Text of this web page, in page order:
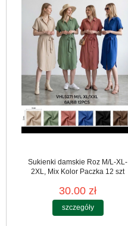
Sukienki damskie Roz M/L-XL-
2XL, Mix Kolor Paczka 12 szt
30.00 zł
szczegóły